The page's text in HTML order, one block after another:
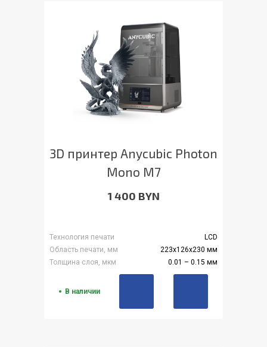
3D принтер Anycubic Photon
Mono M7
1 400 BYN
Технология печати
LCD
Область печати, мм
223x126x230 мм
Толщина слоя, мкм
0.01 – 0.15 мм
В наличии